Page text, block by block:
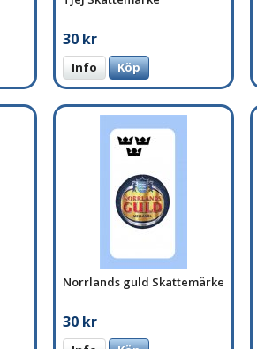
30 kr
Info Köp
Norrlands guld Skattemärke
30 kr